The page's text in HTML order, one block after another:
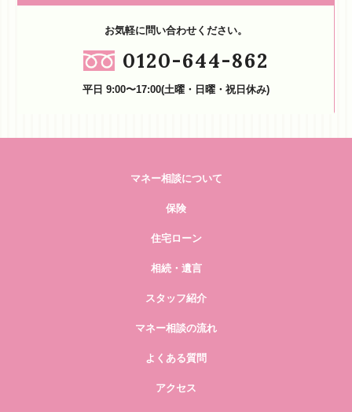
お気軽に問い合わせください。
0120-644-862
平日 9:00〜17:00(土曜・日曜・祝日休み)
マネー相談について
保険
住宅ローン
相続・遺言
スタッフ紹介
マネー相談の流れ
よくある質問
アクセス